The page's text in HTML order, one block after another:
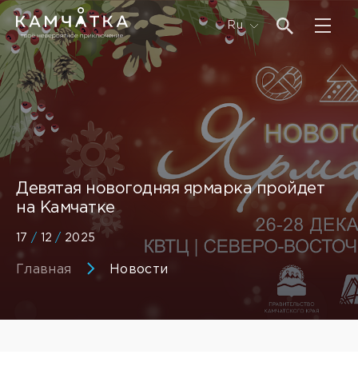
Ru
Девятая новогодняя ярмарка пройдет
на Камчатке
17 / 12 / 2025
Главная Новости